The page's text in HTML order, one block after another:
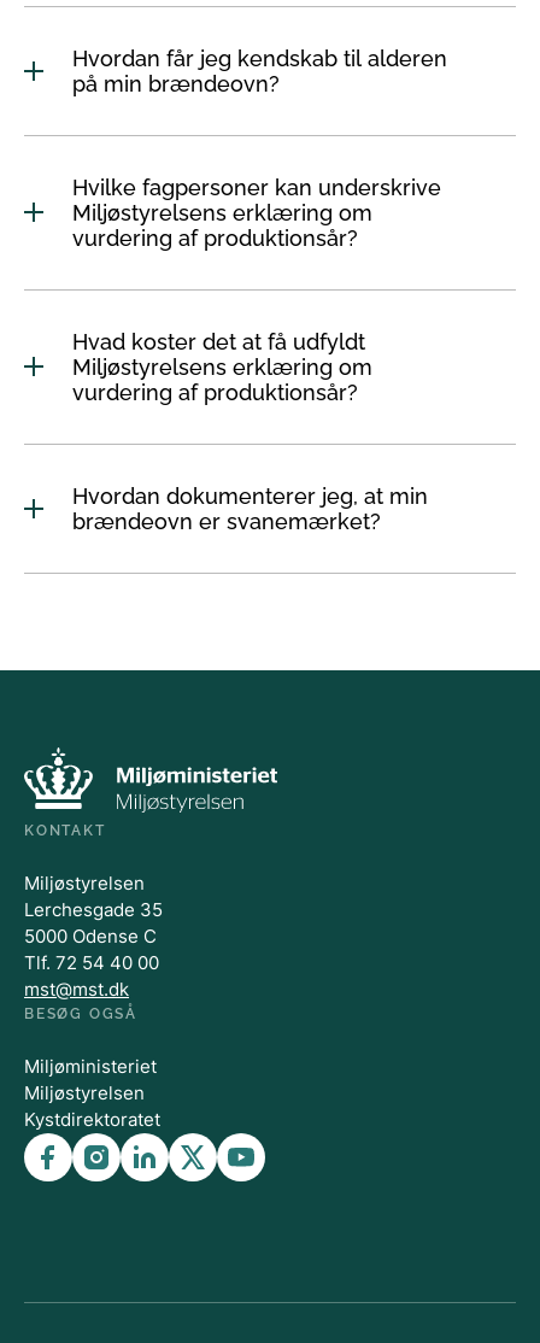
Hvordan får jeg kendskab til alderen
på min brændeovn?
Hvilke fagpersoner kan underskrive
Miljøstyrelsens erklæring om
vurdering af produktionsår?
Hvad koster det at få udfyldt
Miljøstyrelsens erklæring om
vurdering af produktionsår?
Hvordan dokumenterer jeg, at min
brændeovn er svanemærket?
KONTAKT
Miljøstyrelsen
Lerchesgade 35
5000 Odense C
Tlf. 72 54 40 00
mst@mst.dk
BESØG OGSÅ
Miljøministeriet
Miljøstyrelsen
Kystdirektoratet